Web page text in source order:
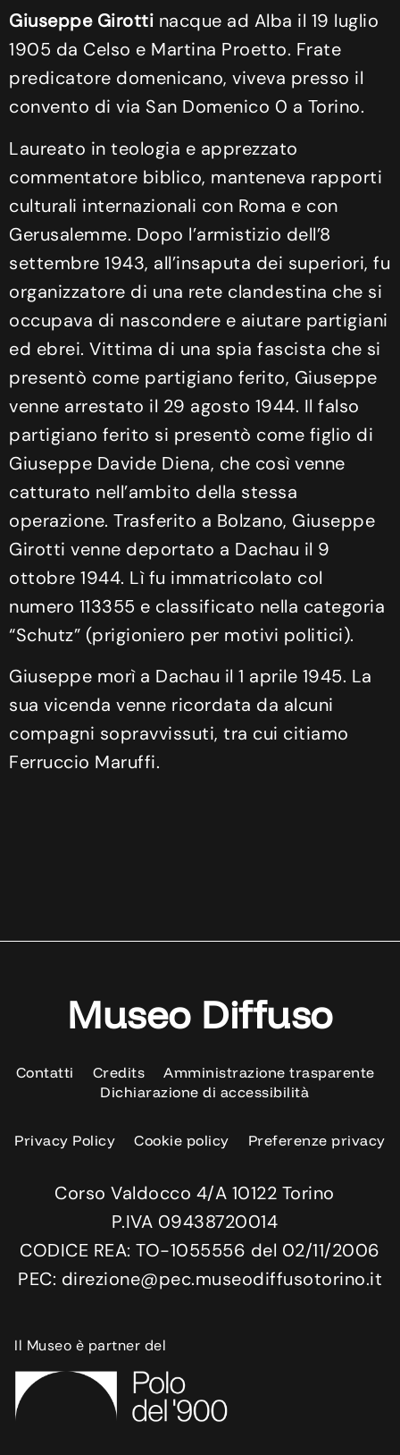
Giuseppe Girotti nacque ad Alba il 19 luglio
1905 da Celso e Martina Proetto. Frate
predicatore domenicano, viveva presso il
convento di via San Domenico 0 a Torino.
Laureato in teologia e apprezzato
commentatore biblico, manteneva rapporti
culturali internazionali con Roma e con
Gerusalemme. Dopo l’armistizio dell’8
settembre 1943, all’insaputa dei superiori, fu
organizzatore di una rete clandestina che si
occupava di nascondere e aiutare partigiani
ed ebrei. Vittima di una spia fascista che si
presentò come partigiano ferito, Giuseppe
venne arrestato il 29 agosto 1944. Il falso
partigiano ferito si presentò come figlio di
Giuseppe Davide Diena, che così venne
catturato nell’ambito della stessa
operazione. Trasferito a Bolzano, Giuseppe
Girotti venne deportato a Dachau il 9
ottobre 1944. Lì fu immatricolato col
numero 113355 e classificato nella categoria
“Schutz” (prigioniero per motivi politici).
Giuseppe morì a Dachau il 1 aprile 1945. La
sua vicenda venne ricordata da alcuni
compagni sopravvissuti, tra cui citiamo
Ferruccio Maruffi.
Museo Diffuso
Contatti Credits
Amministrazione trasparente
Dichiarazione di accessibilità
Privacy Policy Cookie policy Preferenze privacy
Corso Valdocco 4/A 10122 Torino
P.IVA 09438720014
CODICE REA: TO-1055556 del 02/11/2006
PEC: direzione@pec.museodiffusotorino.it
Il Museo è partner del